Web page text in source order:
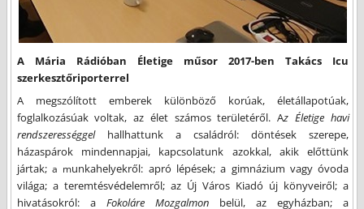
A Mária Rádióban
Életige műsor 2017-ben Takács Icu
szerkesztőriporterrel
A megszólított emberek különböző korúak, életállapotúak,
foglalkozásúak voltak, az élet számos területéről. Az Életige havi
rendszerességgelhallhattunk a családról: döntések szerepe,
házaspárok mindennapjai, kapcsolatunk azokkal, akik előttünk
jártak; a munkahelyekről: apró lépések; a gimnázium vagy óvoda
világa; a teremtésvédelemről; az Új Város Kiadó új könyveiről; a
hivatásokról: a Fokoláre Mozgalmon belül, az egyházban; a